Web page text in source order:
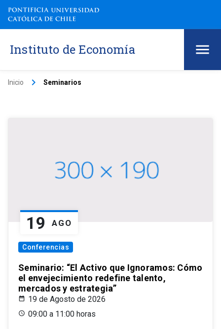
Instituto de Economía
Inicio keyboard_arrow_right Seminarios
19 AGO
Conferencias
Seminario: “El Activo que Ignoramos: Cómo
el envejecimiento redefine talento,
mercados y estrategia”
19 de Agosto de 2026
09:00 a 11:00 horas